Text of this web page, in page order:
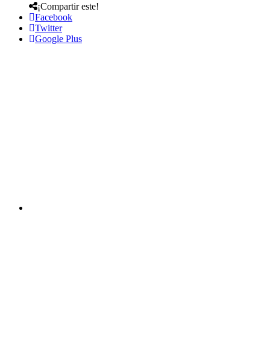
¡Compartir este!
Facebook
Twitter
Google Plus